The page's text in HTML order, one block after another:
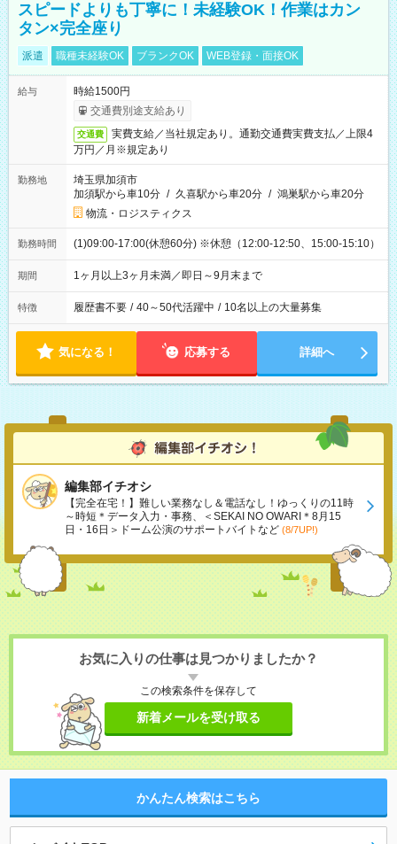
スピードよりも丁寧に！未経験OK！作業はカン
タン×完全座り
派遣 職種未経験OK ブランクOK WEB登録・面接OK
給与
時給1500円
交通費別途支給あり
交通費
実費支給／当社規定あり。通勤交通費実費支払／上限4
万円／月※規定あり
勤務地
埼玉県加須市
加須駅から車10分 / 久喜駅から車20分 / 鴻巣駅から車20分
物流・ロジスティクス
勤務時間 (1)09:00-17:00(休憩60分) ※休憩（12:00-12:50、15:00-15:10）
期間 1ヶ月以上3ヶ月未満／即日～9月末まで
特徴 履歴書不要 / 40～50代活躍中 / 10名以上の大量募集
気になる！ 応募する 詳細へ
編集部イチオシ
【完全在宅！】難しい業務なし＆電話なし！ゆっくりの11時
～時短＊データ入力・事務、＜SEKAI NO OWARI＊8月15
日・16日＞ドーム公演のサポートバイトなど (8/7UP!)
お気に入りの仕事は見つかりましたか？
この検索条件を保存して
新着メールを受け取る
かんたん検索はこちら